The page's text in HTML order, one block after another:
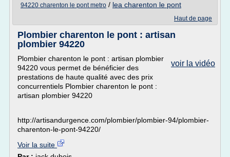
94220 charenton le pont metro / lea charenton le pont
Haut de page
Plombier charenton le pont : artisan
plombier 94220
voir la vidéo
Plombier charenton le pont : artisan plombier
94220 vous permet de bénéficier des
prestations de haute qualité avec des prix
concurrentiels Plombier charenton le pont :
artisan plombier 94220
http://artisandurgence.com/plombier/plombier-94/plombier-
charenton-le-pont-94220/
Voir la suite